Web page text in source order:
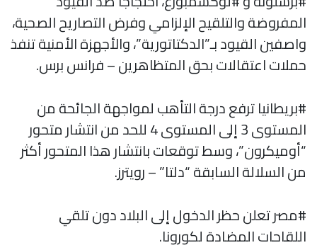
المفروضة والتلقيح الإلزامي وفرض التصاريح الصحية،
واصفين القيود بـ”الدكتاتورية”، والأجهزة الأمنية تنفذ
حملات اعتقالات بحق المتظاهرين – فرانس برس.
#بريطانيا ترفع درجة التأهب لمواجهة الجائحة من
المستوى 3 إلى المستوى 4 للحد من انتشار متحور
“أوميكرون”، وسط توقعات بانتشار هذا المتحور أكثر
من السلالة السابقة “دلتا” – رويترز.
#مصر تعلن حظر الدخول إلى البلاد دون تلقي
اللقاحات المضادة لكورونا.